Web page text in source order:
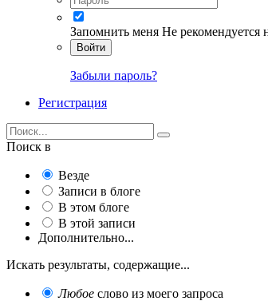
Запомнить меня Не рекомендуется
Войти
Забыли пароль?
Регистрация
Поиск в
Везде
Записи в блоге
В этом блоге
В этой записи
Дополнительно...
Искать результаты, содержащие...
Любое слово из моего запроса